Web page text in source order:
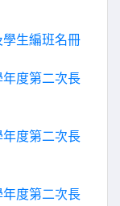
生編班名冊
度第二次長
度第二次長
度第二次長